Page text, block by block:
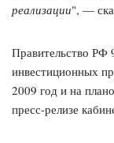
реализации", —
Правительство РФ
инвестиционных
2009 год и на
пресс-релизе